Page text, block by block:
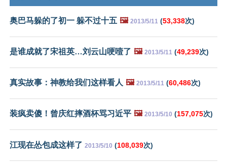
奥巴马躲的了初一 躲不过十五 🖼️ 2013/5/11 (53,338次)
是谁成就了宋祖英…刘云山哽噎了 🖼️ 2013/5/11 (49,239次)
真实故事：神教给我们这样看人 🖼️ 2013/5/11 (60,486次)
装疯卖傻！曾庆红摔酒杯骂习近平 🖼️ 2013/5/10 (157,075次)
江现在怂包成这样了 2013/5/10 (108,039次)